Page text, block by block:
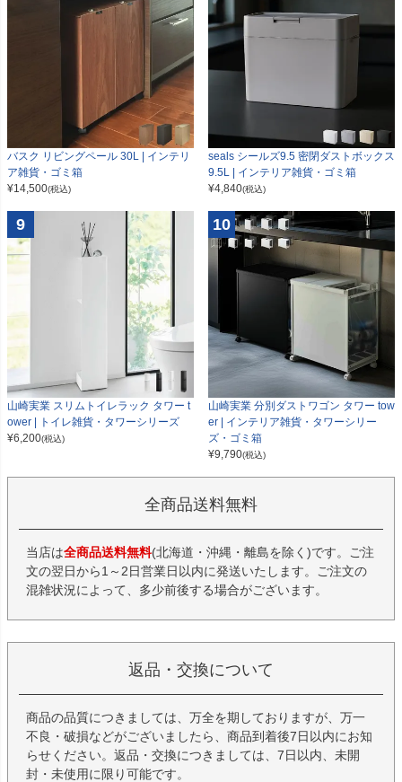
バスク リビングペール 30L | インテリ
ア雑貨・ゴミ箱
¥14,500(税込)
seals シールズ9.5 密閉ダストボックス
9.5L | インテリア雑貨・ゴミ箱
¥4,840(税込)
9
山崎実業 スリムトイレラック タワー t
ower | トイレ雑貨・タワーシリーズ
¥6,200(税込)
10
山崎実業 分別ダストワゴン タワー tow
er | インテリア雑貨・タワーシリー
ズ・ゴミ箱
¥9,790(税込)
全商品送料無料
当店は全商品送料無料(北海道・沖縄・離島を除く)です。ご注
文の翌日から1～2日営業日以内に発送いたします。ご注文の
混雑状況によって、多少前後する場合がございます。
返品・交換について
商品の品質につきましては、万全を期しておりますが、万一
不良・破損などがございましたら、商品到着後7日以内にお知
らせください。返品・交換につきましては、7日以内、未開
封・未使用に限り可能です。